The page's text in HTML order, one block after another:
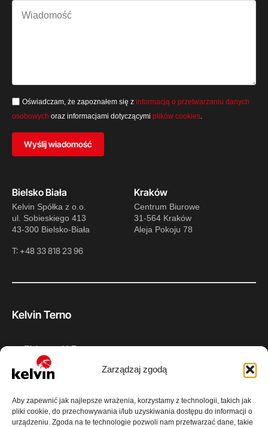
Zarządzaj zgodą
Aby zapewnić jak najlepsze wrażenia, korzystamy z technologii, takich jak
pliki cookie, do przechowywania i/lub uzyskiwania dostępu do informacji o
urządzeniu. Zgoda na te technologie pozwoli nam przetwarzać dane, takie
Oświadczam, że zapoznałem się z informacją o przetwarzaniu danych
osobowych oraz informacjami dotyczącymi plików cookies
Wyślij wiadomość
Bielsko Biała
Kelvin Spółka z o.o.
ul. Sobieskiego 413
43-300 Bielsko-Biała
T: +48 33 818 23 96
Kraków
Centrum Biurowe
31-564 Kraków
Aleja Pokoju 78
Kelvin Terno
Efektywność Energetyczna
Projektowanie i doradztwo techniczne
Wykonawstwo
Dostawy materiałów i urządzeń